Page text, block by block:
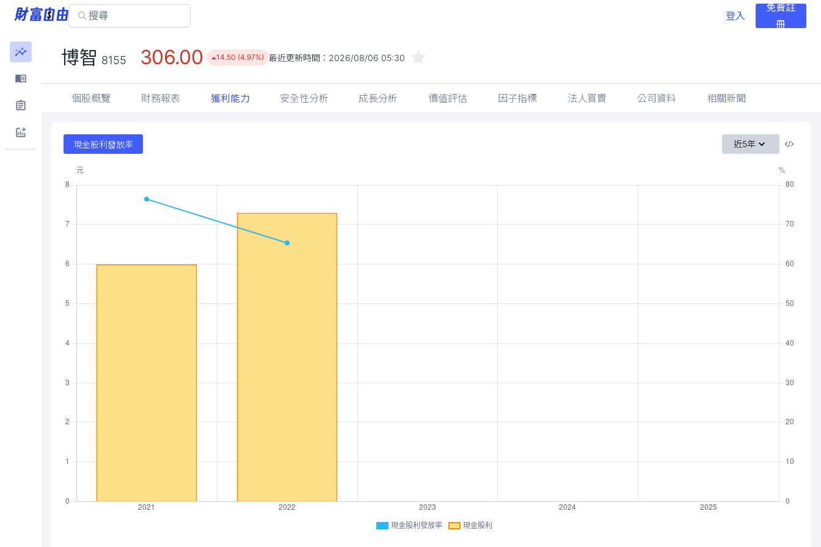
登入
免費註
冊
博智 8155 306.00 14.50 (4.97%) 最近更新時間： 2026/08/06 05:30
個股概覽 財務報表 獲利能力 安全性分析 成長分析 價值評估 因子指標 法人買賣 公司資料 相關新聞
現金股利發放率 近5年
現金股利發放率 現金股利